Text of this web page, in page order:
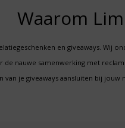
Waarom
en giveaways. Wij
nauwe samenwerking met
van je giveaways aansluiten bij jouw